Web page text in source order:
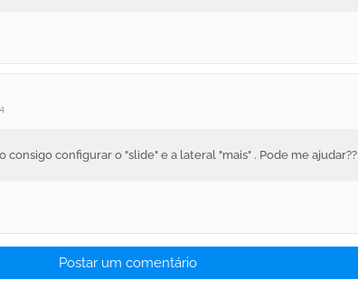
consigo configurar o "slide" e a lateral "mais" . Pode me ajudar??
Postar um comentário